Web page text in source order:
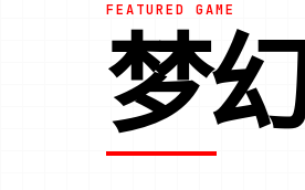
FEATURED GAME
梦